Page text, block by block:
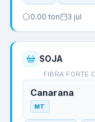
0.00 ton 3 jul
SOJA
FIBRA FORTE
Canarana
MT